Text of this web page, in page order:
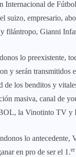
Internacional de
suizo, empresario,
filántropo, Gianni
lo preexistente,
y serán transmitidos
de los benditos y
masiva, canal de
la Vinotinto TV y
lo antecedente,
en pro de ser el 1.er